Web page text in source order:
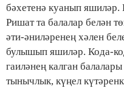
бәхетенә куанып
Ришат та балалар белән
әти-әниләренең хәлен
булышып яшиләр. Кода-
гаиләнең калган
тынычлык, күңел